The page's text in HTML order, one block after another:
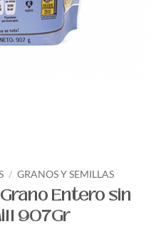
/ GRANOS Y SEMILLAS
Entero sin
907Gr